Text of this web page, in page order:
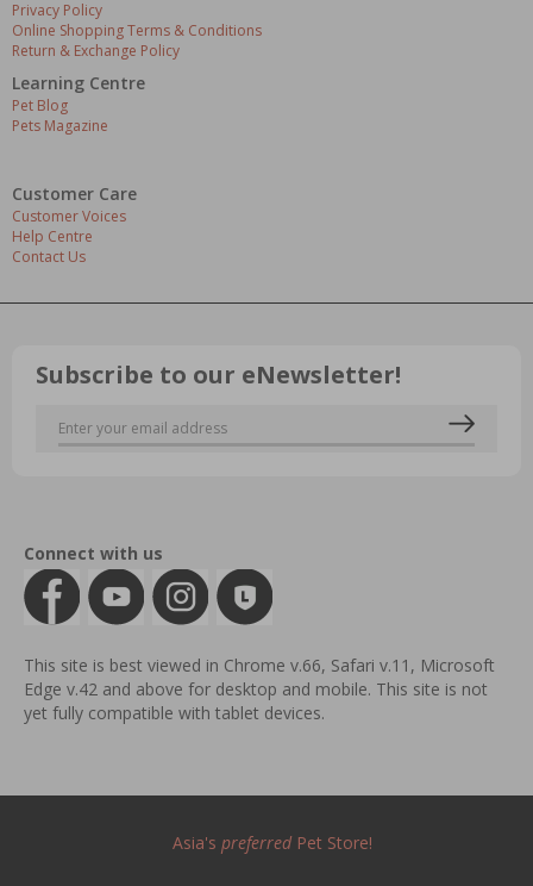
Privacy Policy
Online Shopping Terms & Conditions
Return & Exchange Policy
Learning Centre
Pet Blog
Pets Magazine
Customer Care
Customer Voices
Help Centre
Contact Us
Subscribe to our eNewsletter!
Connect with us
This site is best viewed in Chrome v.66, Safari v.11, Microsoft
Edge v.42 and above for desktop and mobile. This site is not
yet fully compatible with tablet devices.
Asia's preferredPet Store!